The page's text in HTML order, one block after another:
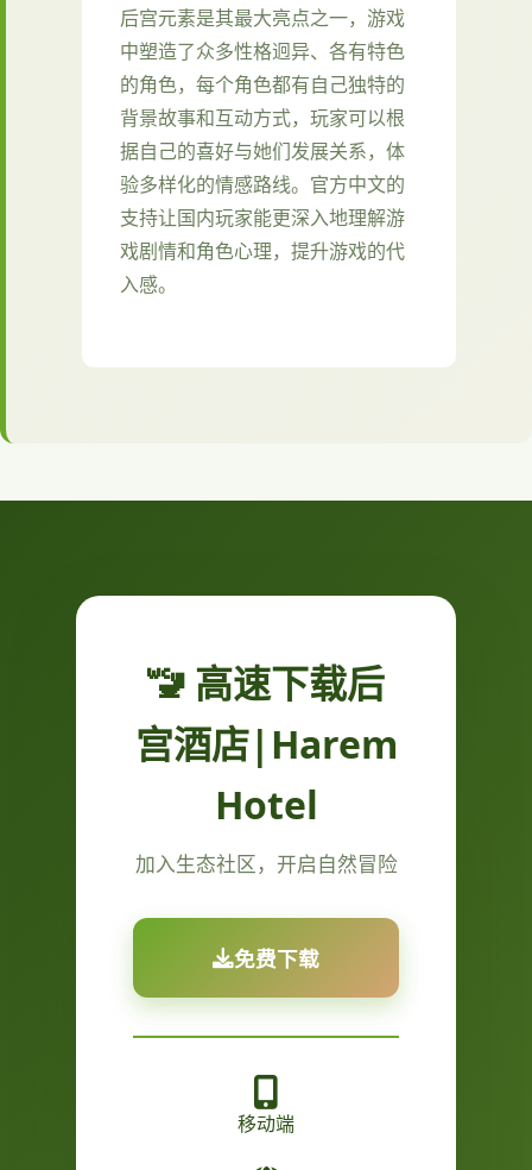
后宫元素是其最大亮点之一，游戏
中塑造了众多性格迥异、各有特色
的角色，每个角色都有自己独特的
背景故事和互动方式，玩家可以根
据自己的喜好与她们发展关系，体
验多样化的情感路线。官方中文的
支持让国内玩家能更深入地理解游
戏剧情和角色心理，提升游戏的代
入感。
🚾 高速下载后
宫酒店|Harem
Hotel
加入生态社区，开启自然冒险
免费下载
移动端